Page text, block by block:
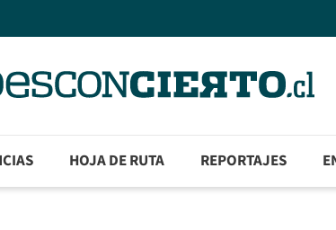
HOJA DE RUTA REPORTAJES